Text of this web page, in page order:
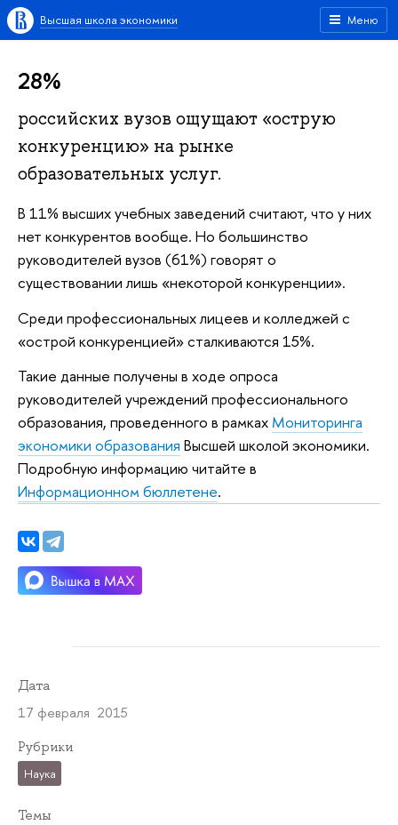
Меню
Высшая школа экономики
28%
российских вузов ощущают «острую
конкуренцию» на рынке
образовательных услуг.
В 11% высших учебных заведений считают, что у них
нет конкурентов вообще. Но большинство
руководителей вузов (61%) говорят о
существовании лишь «некоторой конкуренции».
Среди профессиональных лицеев и колледжей с
«острой конкуренцией» сталкиваются 15%.
Такие данные получены в ходе опроса
руководителей учреждений профессионального
образования, проведенного в рамках Мониторинга
экономики образования Высшей школой экономики.
Подробную информацию читайте в
Информационном бюллетене.
Дата
17 февраля 2015
Рубрики
Наука
Темы